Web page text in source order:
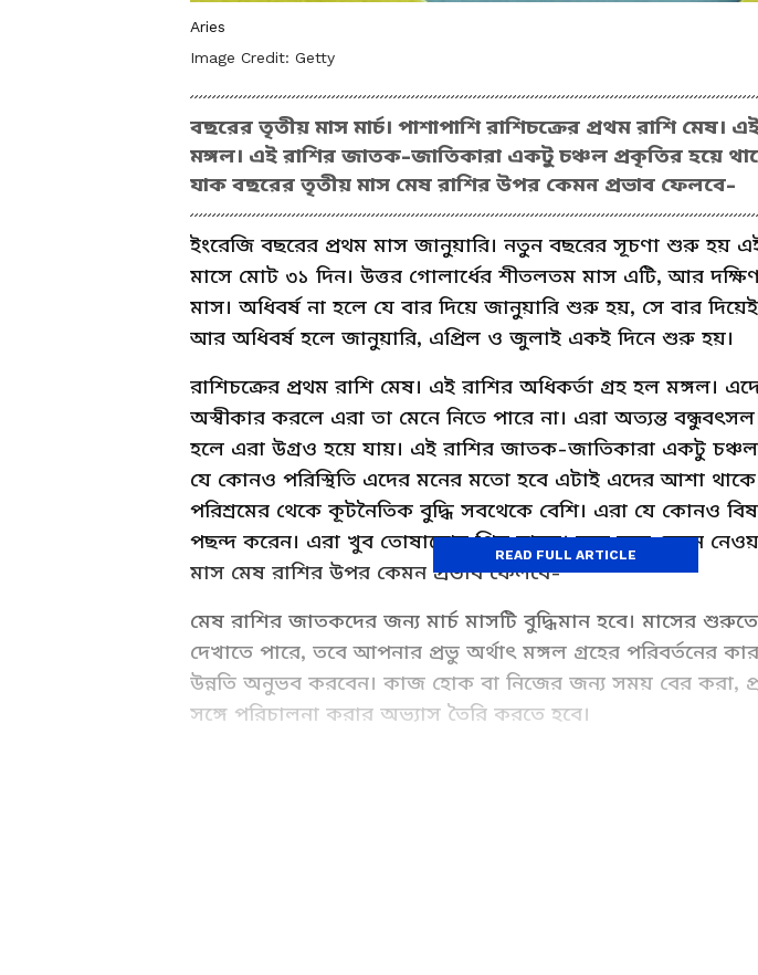
Aries
Image Credit: Getty
বছরের তৃতীয় মাস মার্চ। পাশাপাশি রাশিচক্রের প্রথম রাশি মেষ।
মঙ্গল। এই রাশির জাতক-জাতিকারা একটু চঞ্চল প্রকৃতির হয়ে
যাক বছরের তৃতীয় মাস মেষ রাশির উপর কেমন প্রভাব ফেলবে-
ইংরেজি বছরের প্রথম মাস জানুয়ারি। নতুন বছরের সূচণা শুরু হয়
মাসে মোট ৩১ দিন। উত্তর গোলার্ধের শীতলতম মাস এটি, আর
মাস। অধিবর্ষ না হলে যে বার দিয়ে জানুয়ারি শুরু হয়, সে বার
আর অধিবর্ষ হলে জানুয়ারি, এপ্রিল ও জুলাই একই দিনে শুরু হয়।
রাশিচক্রের প্রথম রাশি মেষ। এই রাশির অধিকর্তা গ্রহ হল মঙ্গল।
অস্বীকার করলে এরা তা মেনে নিতে পারে না। এরা অত্যন্ত
হলে এরা উগ্রও হয়ে যায়। এই রাশির জাতক-জাতিকারা একটু চঞ্চল
যে কোনও পরিস্থিতি এদের মনের মতো হবে এটাই এদের আশা
পরিশ্রমের থেকে কূটনৈতিক বুদ্ধি সবথেকে বেশি। এরা যে কোনও
পছন্দ করেন। এরা খুব তোষামোদ প্রিয় মানুষ। তবে তবে জেনে
মাস মেষ রাশির উপর কেমন প্রভাব ফেলবে-
মেষ রাশির জাতকদের জন্য মার্চ মাসটি বুদ্ধিমান হবে। মাসের
দেখাতে পারে, তবে আপনার প্রভু অর্থাৎ মঙ্গল গ্রহের পরিবর্তনের
উন্নতি অনুভব করবেন। কাজ হোক বা নিজের জন্য সময় বের করা,
সঙ্গে পরিচালনা করার অভ্যাস তৈরি করতে হবে।
READ FULL ARTICLE